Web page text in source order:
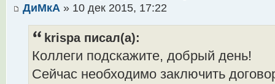
ДиМкА » 10 дек 2015, 17:22
krispa писал(а):
Коллеги подскажите, добрый день!
Сейчас необходимо заключить